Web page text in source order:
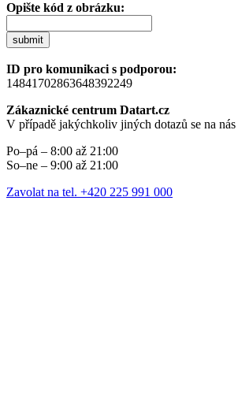
Opište kód z obrázku:
submit
ID pro komunikaci s podporou:
14841702863648392249
Zákaznické centrum Datart.cz
V případě jakýchkoliv jiných dotazů se na nás
Po–pá – 8:00 až 21:00
So–ne – 9:00 až 21:00
Zavolat na tel. +420 225 991 000